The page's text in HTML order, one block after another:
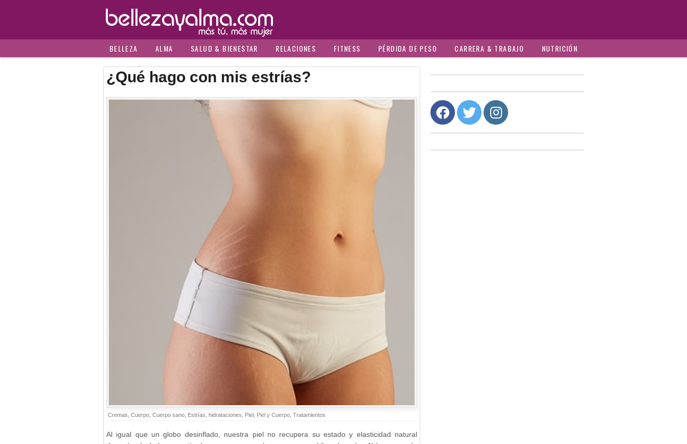
BELLEZA ALMA SALUD & BIENESTAR RELACIONES FITNESS PÉRDIDA DE PESO CARRERA & TRABAJO NUTRICIÓN
¿Qué hago con mis estrías?
Cremas Cuerpo Cuerpo sano Estrías hidrataciones Piel Piel y Cuerpo Tratamientos
Al igual que un globo desinflado, nuestra piel no recupera su estado y elasticidad natural